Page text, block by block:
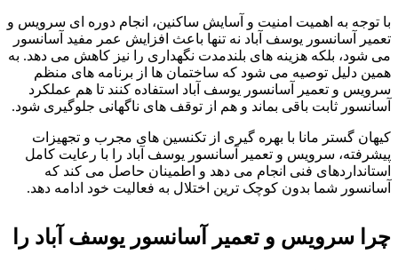
با توجه به اهمیت امنیت و آسایش ساکنین، انجام دوره ای سرویس و
تعمیر آسانسور یوسف آباد نه تنها باعث افزایش عمر مفید آسانسور
می شود، بلکه هزینه های بلندمدت نگهداری را نیز کاهش می دهد. به
همین دلیل توصیه می شود که ساختمان ها از برنامه های منظم
سرویس و تعمیر آسانسور یوسف آباد استفاده کنند تا هم عملکرد
آسانسور ثابت باقی بماند و هم از توقف های ناگهانی جلوگیری شود.
کیهان گستر مانا با بهره گیری از تکنسین های مجرب و تجهیزات
پیشرفته، سرویس و تعمیر آسانسور یوسف آباد را با رعایت کامل
استانداردهای فنی انجام می دهد و اطمینان حاصل می کند که
آسانسور شما بدون کوچک ترین اختلال به فعالیت خود ادامه دهد.
چرا سرویس و تعمیر آسانسور یوسف آباد را